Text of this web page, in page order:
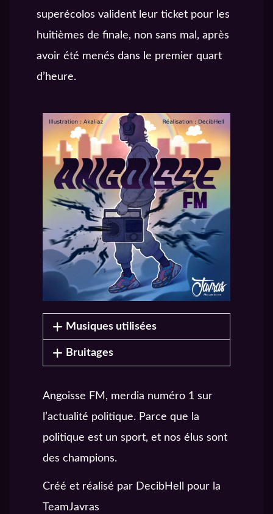
superécolos valident leur ticket pour les
huitièmes de finale, non sans mal, après
avoir été menés dans le premier quart
d’heure.
Musiques utilisées
Bruitages
Angoisse FM, merdia numéro 1 sur
l’actualité politique. Parce que la
politique est un sport, et nos élus sont
des champions.
Créé et réalisé par DecibHell pour la
TeamJavras